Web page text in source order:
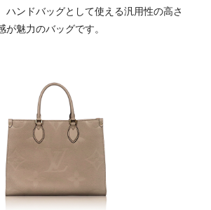
ハンドバッグとして使える汎用性の高さ
が魅力のバッグです。